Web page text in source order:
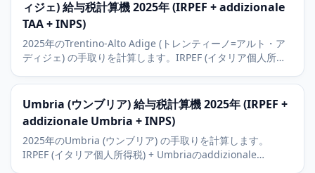
ィジェ) 給与税計算機 2025年 (IRPEF + addizionale
TAA + INPS)
2025年のTrentino-Alto Adige (トレンティーノ=アルト・ア
ディジェ) の手取りを計算します。IRPEF (イタリア個人所得
(イタリア社会保険庁)。Trento、Bolzano、Dolomiti観光の文
脈。
Umbria (ウンブリア) 給与税計算機 2025年 (IRPEF +
addizionale Umbria + INPS)
2025年のUmbria (ウンブリア) の手取りを計算します。
IRPEF (イタリア個人所得税) + Umbriaのaddizionale